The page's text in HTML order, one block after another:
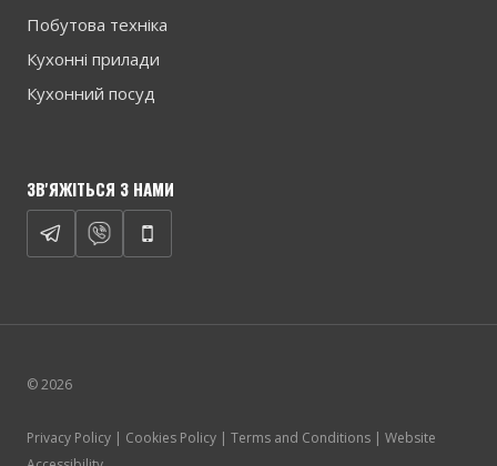
Побутова техніка
Кухонні прилади
Кухонний посуд
ЗВ'ЯЖІТЬСЯ З НАМИ
© 2026
Privacy Policy | Cookies Policy | Terms and Conditions | Website